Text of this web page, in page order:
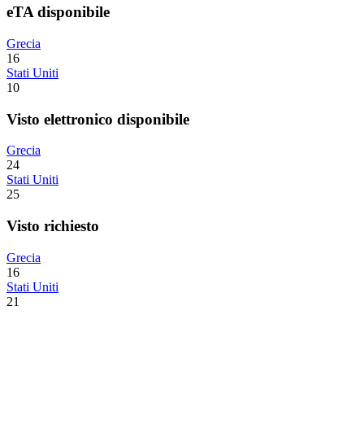
eTA disponibile
Grecia
16
Stati Uniti
10
Visto elettronico disponibile
Grecia
24
Stati Uniti
25
Visto richiesto
Grecia
16
Stati Uniti
21